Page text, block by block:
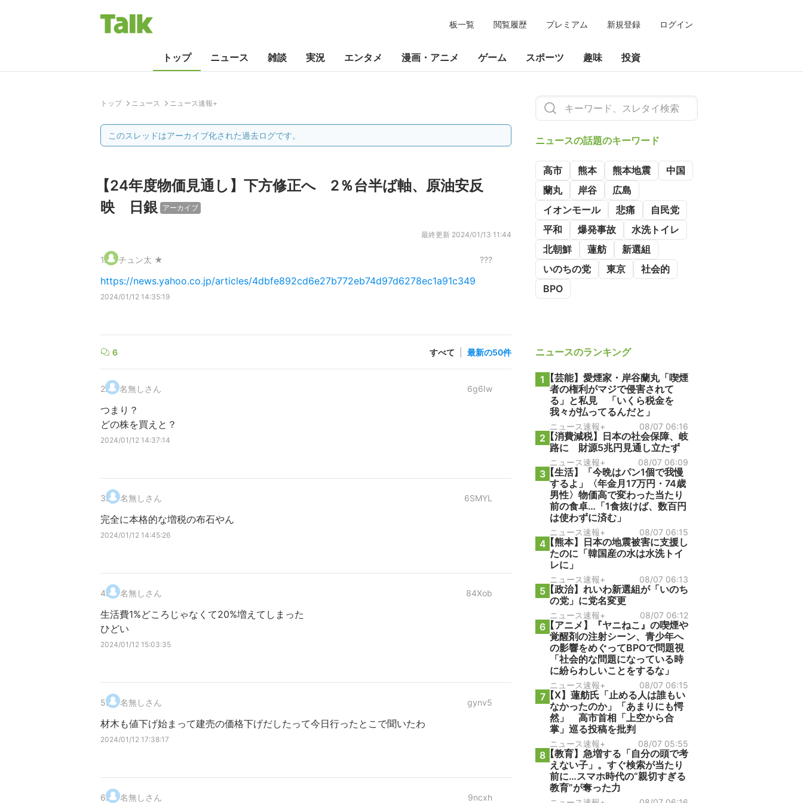
板一覧 閲覧履歴 プレミアム 新規登録 ログイン
トップ ニュース 雑談 実況 エンタメ 漫画・アニメ ゲーム スポーツ 趣味 投資
トップ ニュース ニュース速報+
このスレッドはアーカイブ化された過去ログです。
【24年度物価見通し】下方修正へ 2％台半ば軸、原油安反
映 日銀
アーカイブ
最終更新 2024/01/13 11:44
1. チュン太 ★ ???
https://news.yahoo.co.jp/articles/4dbfe892cd6e27b772eb74d97d6278ec1a91c349
2024/01/12 14:35:19
6 すべて 最新の50件
2. 名無しさん 6g6Iw
つまり？
どの株を買えと？
2024/01/12 14:37:14
3. 名無しさん 6SMYL
完全に本格的な増税の布石やん
2024/01/12 14:45:26
4. 名無しさん 84Xob
生活費1%どころじゃなくて20%増えてしまった
ひどい
2024/01/12 15:03:35
5. 名無しさん gynv5
材木も値下げ始まって建売の価格下げだしたって今日行ったとこで聞いたわ
2024/01/12 17:38:17
6. 名無しさん 9ncxh
ニュースの話題のキーワード
高市 熊本 熊本地震
中国
蘭丸
岸谷
広島
イオンモール
悲痛
自民党
平和
爆発事故
水洗トイレ
北朝鮮
蓮舫
新選組
いのちの党
東京
社会的
BPO
ニュースのランキング
1 【芸能】愛煙家・岸谷蘭丸「喫煙
者の権利がマジで侵害されて
る」と私見 「いくら税金を
我々が払ってるんだと」
ニュース速報+ 08/07 06:16
2 【消費減税】日本の社会保障、岐
路に 財源5兆円見通し立たず
ニュース速報+ 08/07 06:09
3【生活】「今晩はパン1個で我慢
するよ」〈年金月17万円・74歳
男性〉物価高で変わった当たり
前の食卓…「1食抜けば、数百円
は使わずに済む」
ニュース速報+ 08/07 06:15
4【熊本】日本の地震被害に支援し
たのに「韓国産の水は水洗トイ
レに」
ニュース速報+ 08/07 06:13
5【政治】れいわ新選組が「いのち
の党」に党名変更
ニュース速報+ 08/07 06:12
6【アニメ】『ヤニねこ』の喫煙や
覚醒剤の注射シーン、青少年へ
の影響をめぐってBPOで問題視
「社会的な問題になっている時
に紛らわしいことをするな」
ニュース速報+ 08/07 06:15
7【X】蓮舫氏「止める人は誰もい
なかったのか」「あまりにも愕
然」 高市首相「上空から合
掌」巡る投稿を批判
ニュース速報+ 08/07 05:55
8【教育】急増する「自分の頭で考
えない子」。すぐ検索が当たり
前に…スマホ時代の“親切すぎる
教育”が奪った力